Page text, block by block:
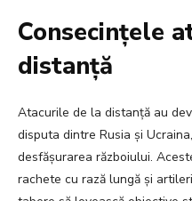
Consecințele
distanță
Atacurile de la distanță au
disputa dintre Rusia și
desfășurarea războiului.
rachete cu rază lungă și